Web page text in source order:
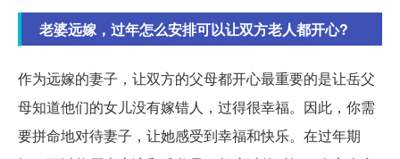
老婆远嫁，过年怎么安排可以让双方老人都开心?
作为远嫁的妻子，让双方的父母都开心最重要的是让岳父
母知道他们的女儿没有嫁错人，过得很幸福。因此，你需
要拼命地对待妻子，让她感受到幸福和快乐。在过年期